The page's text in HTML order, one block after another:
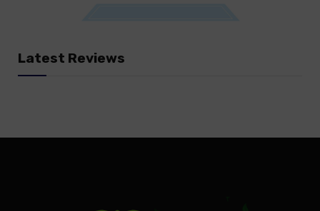
Latest Reviews